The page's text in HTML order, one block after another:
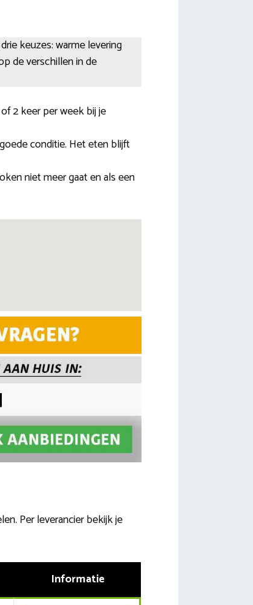
keuzes: warme levering
de verschillen in de
2 keer per week bij je
conditie. Het eten blijft
niet meer gaat en als een
Per leverancier bekijk je
Informatie